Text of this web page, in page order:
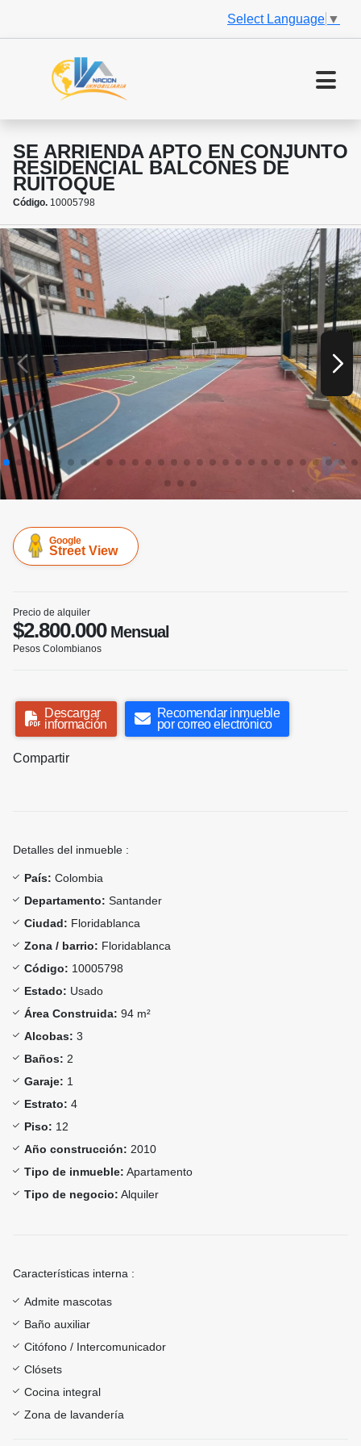
Select Language ▼
SE ARRIENDA APTO EN CONJUNTO
RESIDENCIAL BALCONES DE
RUITOQUE
Código. 10005798
Google
Street View
Precio de alquiler
$2.800.000Mensual
Pesos Colombianos
Descargar
información
Recomendar inmueble
por correo electrónico
Compartir
Detalles del inmueble :
País: Colombia
Departamento: Santander
Ciudad: Floridablanca
Zona / barrio: Floridablanca
Código: 10005798
Estado: Usado
Área Construida: 94 m²
Alcobas: 3
Baños: 2
Garaje: 1
Estrato: 4
Piso: 12
Año construcción: 2010
Tipo de inmueble: Apartamento
Tipo de negocio: Alquiler
Características interna :
Admite mascotas
Baño auxiliar
Citófono / Intercomunicador
Clósets
Cocina integral
Zona de lavandería